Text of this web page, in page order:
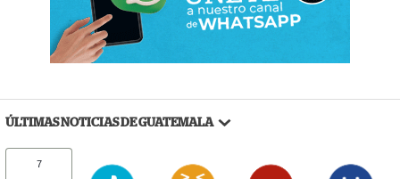
ÚLTIMAS NOTICIAS DE GUATEMALA
7